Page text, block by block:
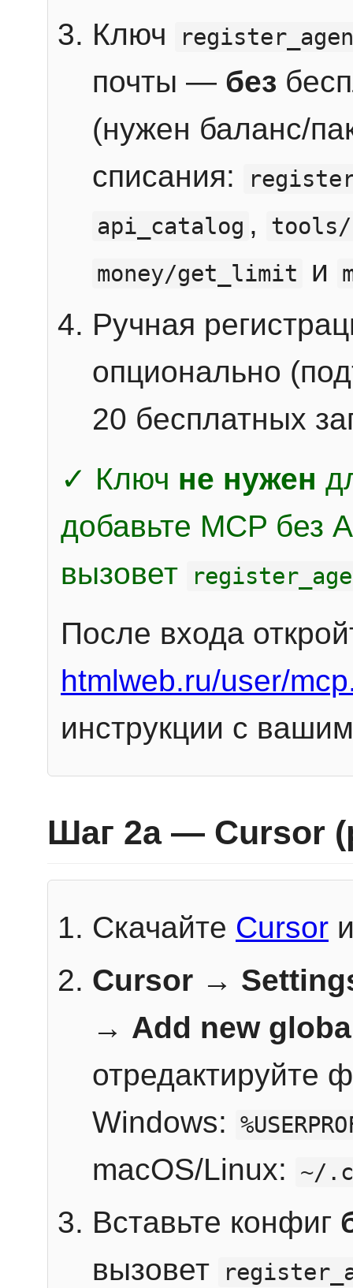
Ключ
почты — без
(нужен баланс/
списания:
api_catalog ,
money/get_limit
и
Ручная
опционально
20 бесплатных
✓ Ключ не нужен
добавьте MCP без
вызовет
После входа
htmlweb.ru/user/
инструкции с
Шаг 2a — Cursor
Скачайте Cursor
Cursor →
→ Add new
отредактируйте
Windows:
macOS/Linux: ~/
Вставьте конфиг
вызовет